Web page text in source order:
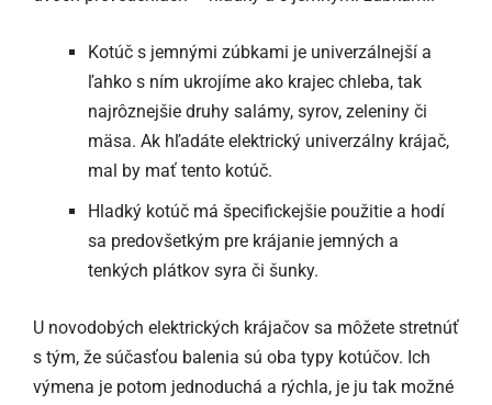
Kotúč s jemnými zúbkami je univerzálnejší a
ľahko s ním ukrojíme ako krajec chleba, tak
najrôznejšie druhy salámy, syrov, zeleniny či
mäsa. Ak hľadáte elektrický univerzálny krájač,
mal by mať tento kotúč.
Hladký kotúč má špecifickejšie použitie a hodí
sa predovšetkým pre krájanie jemných a
tenkých plátkov syra či šunky.
U novodobých elektrických krájačov sa môžete stretnúť
s tým, že súčasťou balenia sú oba typy kotúčov. Ich
výmena je potom jednoduchá a rýchla, je ju tak možné